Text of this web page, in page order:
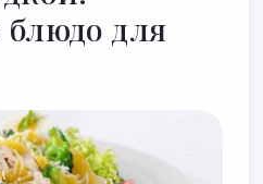
для